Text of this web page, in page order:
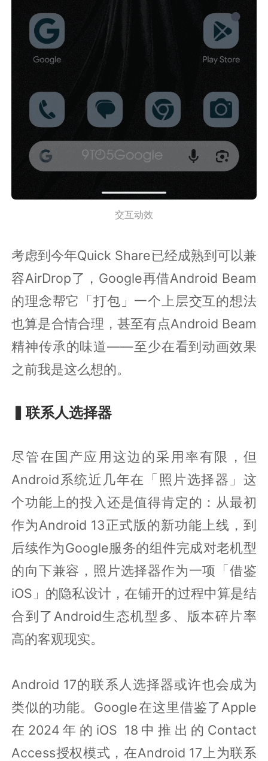
交互动效
考虑到今年Quick Share已经成熟到可以兼
容AirDrop了，Google再借Android Beam
的理念帮它「打包」一个上层交互的想法
也算是合情合理，甚至有点Android Beam
精神传承的味道——至少在看到动画效果
之前我是这么想的。
▍联系人选择器
尽管在国产应用这边的采用率有限，但
Android系统近几年在「照片选择器」这
个功能上的投入还是值得肯定的：从最初
作为Android 13正式版的新功能上线，到
后续作为Google服务的组件完成对老机型
的向下兼容，照片选择器作为一项「借鉴
iOS」的隐私设计，在铺开的过程中算是结
合到了Android生态机型多、版本碎片率
高的客观现实。
Android 17的联系人选择器或许也会成为
类似的功能。Google在这里借鉴了Apple
在2024年的iOS 18中推出的Contact
Access授权模式，在Android 17上为联系